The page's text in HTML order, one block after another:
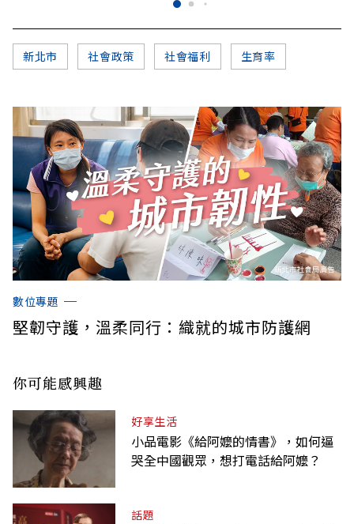
新北市 社會政策 社會福利 生育率
數位專題
堅韌守護，溫柔同行：織就的城市防護網
你可能感興趣
好享生活
小品電影《給阿嬤的情書》，如何逼
哭全中國觀眾，想打電話給阿嬤？
話題